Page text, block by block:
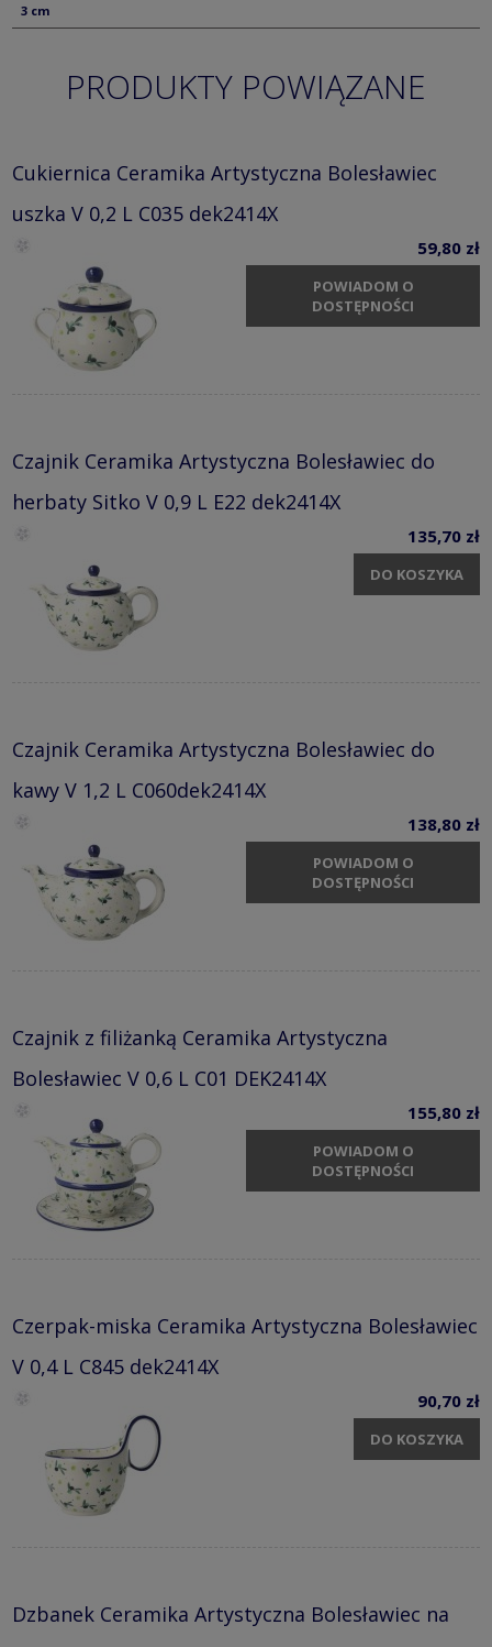
3 cm
PRODUKTY POWIĄZANE
Cukiernica Ceramika Artystyczna Bolesławiec
uszka V 0,2 L C035 dek2414X
59,80 zł
POWIADOM O
DOSTĘPNOŚCI
Czajnik Ceramika Artystyczna Bolesławiec do
herbaty Sitko V 0,9 L E22 dek2414X
135,70 zł
DO KOSZYKA
Czajnik Ceramika Artystyczna Bolesławiec do
kawy V 1,2 L C060dek2414X
138,80 zł
POWIADOM O
DOSTĘPNOŚCI
Czajnik z filiżanką Ceramika Artystyczna
Bolesławiec V 0,6 L C01 DEK2414X
155,80 zł
POWIADOM O
DOSTĘPNOŚCI
Czerpak-miska Ceramika Artystyczna Bolesławiec
V 0,4 L C845 dek2414X
90,70 zł
DO KOSZYKA
Dzbanek Ceramika Artystyczna Bolesławiec na